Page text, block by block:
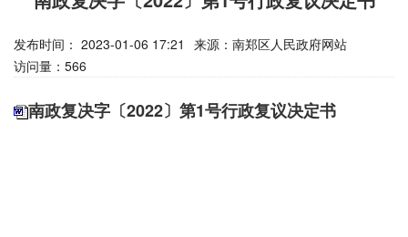
发布时间： 2023-01-06 17:21 来源： 南郑区人民政府网站
访问量： 566
南政复决字〔2022〕第1号行政复议决定书